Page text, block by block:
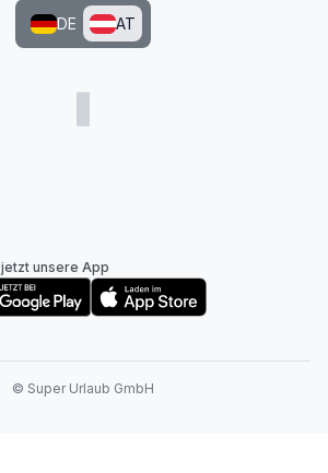
DE AT
unsere App
© Super Urlaub GmbH